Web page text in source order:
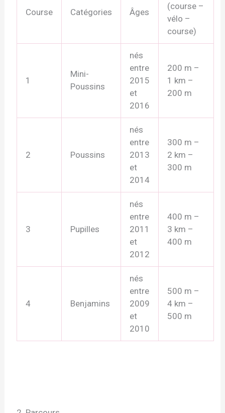
Course Catégories Âges
(course –
vélo –
course)
1
Mini-
Poussins
nés
entre
2015
et
2016
200 m –
1 km –
200 m
2 Poussins
nés
entre
2013
et
2014
300 m –
2 km –
300 m
3 Pupilles
nés
entre
2011
et
2012
400 m –
3 km –
400 m
4 Benjamins
nés
entre
2009
et
2010
500 m –
4 km –
500 m